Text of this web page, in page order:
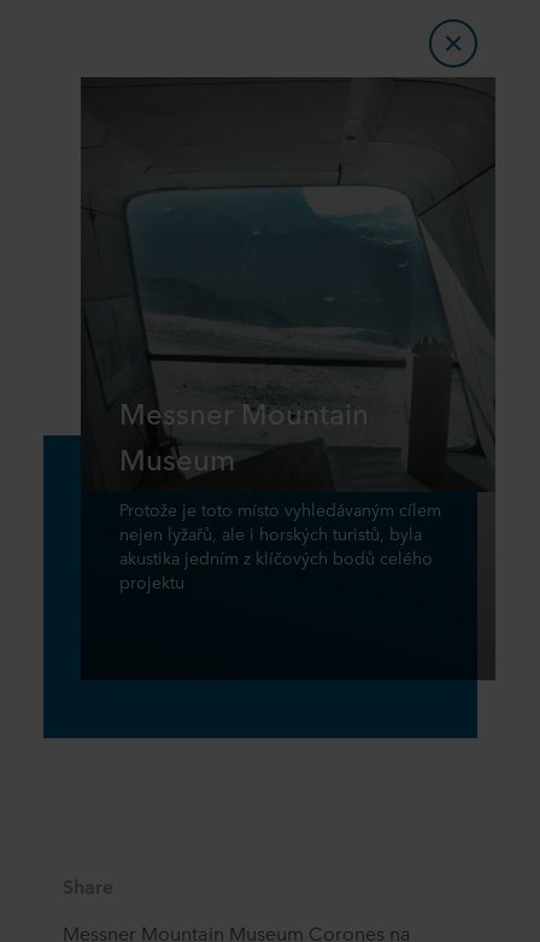
Messner Mountain
Museum
Protože je toto místo vyhledávaným cílem
nejen lyžařů, ale i horských turistů, byla
akustika jedním z klíčových bodů celého
projektu
Share
Messner Mountain Museum Corones na